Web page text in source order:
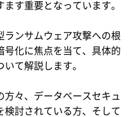
す重要となっています。
ランサムウェア攻撃への根
号化に焦点を当て、具体的
て解説します。
々、データベースセキュ
検討されている方、そして